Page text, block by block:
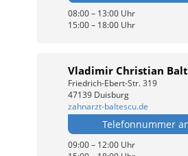
08:00 – 13:00 Uhr
15:00 – 18:00 Uhr
Vladimir Christian
Friedrich-Ebert-Str. 319
47139 Duisburg
zahnarzt-baltescu.de
Telefonnummer
09:00 – 12:00 Uhr